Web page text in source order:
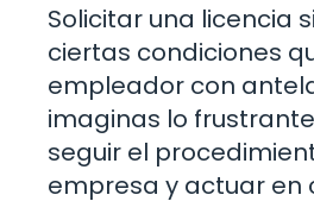
Solicitar una licencia
ciertas condiciones
empleador con
imaginas lo
seguir el
empresa y actuar en